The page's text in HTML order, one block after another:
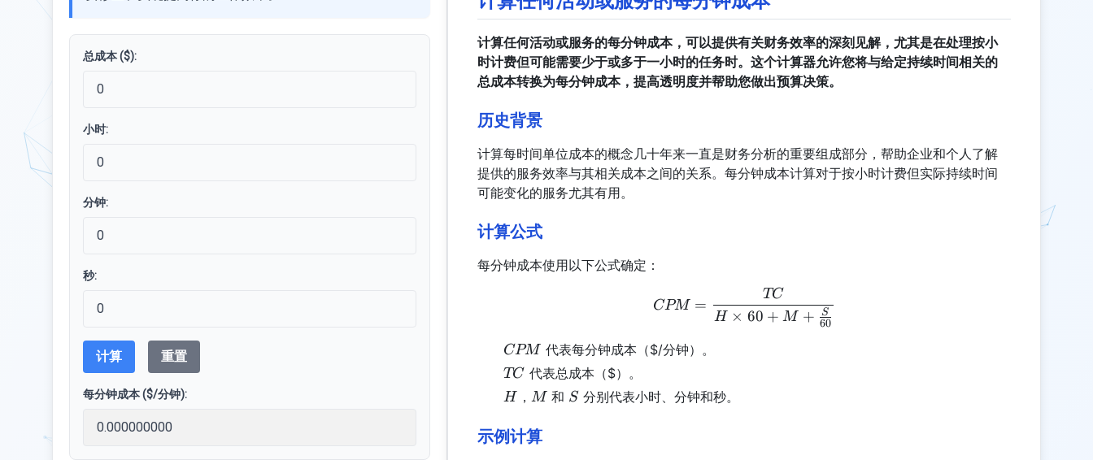
总成本 ($):
小时:
分钟:
秒:
计算 重置
每分钟成本 ($/分钟):
计算任何活动或服务的每分钟成本，可以提供有关财务效率的深刻见解，尤其是在处理按小
时计费但可能需要少于或多于一小时的任务时。这个计算器允许您将与给定持续时间相关的
总成本转换为每分钟成本，提高透明度并帮助您做出预算决策。
历史背景
计算每时间单位成本的概念几十年来一直是财务分析的重要组成部分，帮助企业和个人了解
提供的服务效率与其相关成本之间的关系。每分钟成本计算对于按小时计费但实际持续时间
可能变化的服务尤其有用。
计算公式
每分钟成本使用以下公式确定：
CPM = \frac{TC}{H \times 60 + M +
CPM =
H × 60 + M + 60
S
TC
CPM
CPM 代表每分钟成本（$/分钟）。
TC
TC 代表总成本（$）。
H
H ， M
M 和 S
S 分别代表小时、分钟和秒。
示例计算